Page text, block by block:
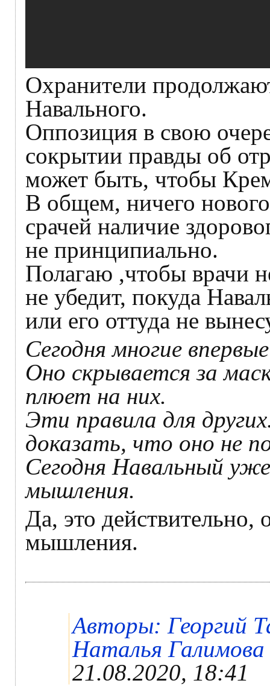
Охранители
Навального.
Оппозиция в свою
сокрытии правды об
может быть, чтобы
В общем, ничего
срачей наличие
не принципиально.
Полагаю ,чтобы врачи
не убедит, покуда
или его оттуда не
Сегодня многие
Оно скрывается за
плюет на них.
Эти правила для
доказать, что оно не
Сегодня Навальный
мышления.
Да, это действительно,
мышления.
Авторы: Георгий
Наталья
21.08.2020, 18:41